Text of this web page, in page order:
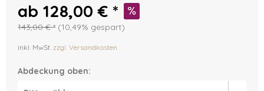
ab 128,00 € *
143,00 € * (10,49% gespart)
inkl. MwSt. zzgl. Versandkosten
Abdeckung oben: